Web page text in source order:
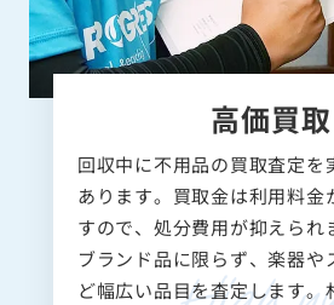
高価買取
回収中に不用品の買取査定を
あります。買取金は利用料金
すので、処分費用が抑えられ
ブランド品に限らず、楽器や
ど幅広い品目を査定します。